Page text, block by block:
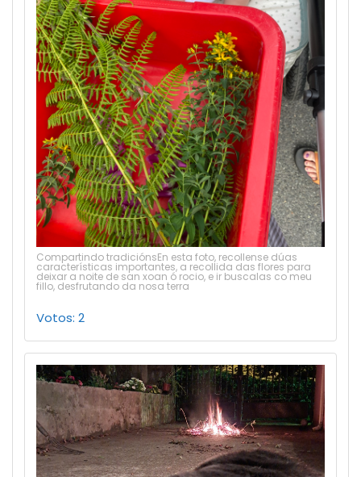
Compartindo tradiciónsEn esta foto, recollense dúas
características importantes, a recollida das flores para
deixar a noite de san xoan ó rocio, e ir buscalas co meu
fillo, desfrutando da nosa terra
Votos: 2